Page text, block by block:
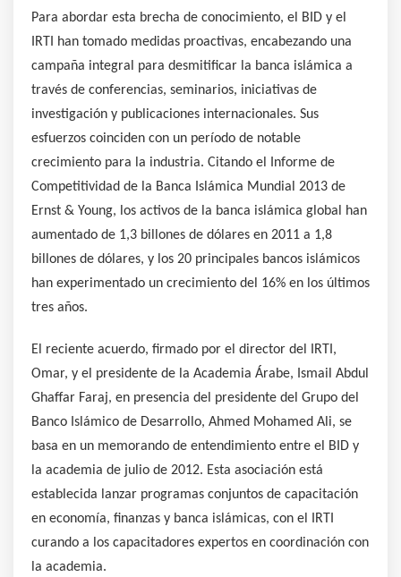
Para abordar esta brecha de conocimiento, el BID y el
IRTI han tomado medidas proactivas, encabezando una
campaña integral para desmitificar la banca islámica a
través de conferencias, seminarios, iniciativas de
investigación y publicaciones internacionales. Sus
esfuerzos coinciden con un período de notable
crecimiento para la industria. Citando el Informe de
Competitividad de la Banca Islámica Mundial 2013 de
Ernst & Young, los activos de la banca islámica global han
aumentado de 1,3 billones de dólares en 2011 a 1,8
billones de dólares, y los 20 principales bancos islámicos
han experimentado un crecimiento del 16% en los últimos
tres años.
El reciente acuerdo, firmado por el director del IRTI,
Omar, y el presidente de la Academia Árabe, Ismail Abdul
Ghaffar Faraj, en presencia del presidente del Grupo del
Banco Islámico de Desarrollo, Ahmed Mohamed Ali, se
basa en un memorando de entendimiento entre el BID y
la academia de julio de 2012. Esta asociación está
establecida lanzar programas conjuntos de capacitación
en economía, finanzas y banca islámicas, con el IRTI
curando a los capacitadores expertos en coordinación con
la academia.